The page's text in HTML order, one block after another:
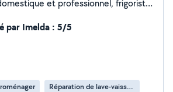
et professionnel, frigoriste
installations électriques et
électroniques. Un service
à tous vos besoins
par Imelda : 5/5
Réparation de lave-vaisselle